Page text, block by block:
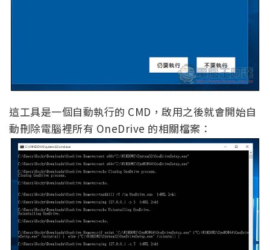
這工具是一個自動執行的 CMD，啟用之後就會開始自
動刪除電腦裡所有 OneDrive 的相關檔案：